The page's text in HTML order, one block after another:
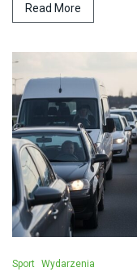
Read More
Sport Wydarzenia